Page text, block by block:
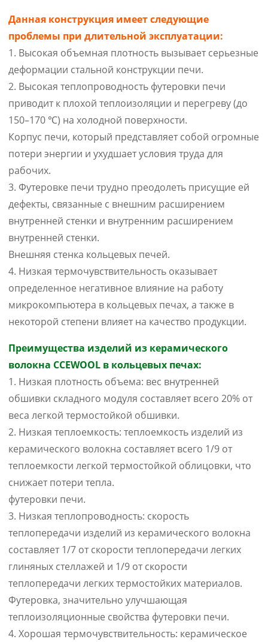
Данная конструкция имеет следующие
проблемы при длительной эксплуатации:
1. Высокая объемная плотность вызывает серьезные
деформации стальной конструкции печи.
2. Высокая теплопроводность футеровки печи
приводит к плохой теплоизоляции и перегреву (до
150–170 ℃) на холодной поверхности.
Корпус печи, который представляет собой огромные
потери энергии и ухудшает условия труда для
рабочих.
3. Футеровке печи трудно преодолеть присущие ей
дефекты, связанные с внешним расширением
внутренней стенки и внутренним расширением
внутренней стенки.
Внешняя стенка кольцевых печей.
4. Низкая термочувствительность оказывает
определенное негативное влияние на работу
микрокомпьютера в кольцевых печах, а также в
некоторой степени влияет на качество продукции.
Преимущества изделий из керамического
волокна CCEWOOL в кольцевых печах:
1. Низкая плотность объема: вес внутренней
обшивки складного модуля составляет всего 20% от
веса легкой термостойкой обшивки.
2. Низкая теплоемкость: теплоемкость изделий из
керамического волокна составляет всего 1/9 от
теплоемкости легкой термостойкой облицовки, что
снижает потери тепла.
футеровки печи.
3. Низкая теплопроводность: скорость
теплопередачи изделий из керамического волокна
составляет 1/7 от скорости теплопередачи легких
глиняных стеллажей и 1/9 от скорости
теплопередачи легких термостойких материалов.
Футеровка, значительно улучшающая
теплоизоляционные свойства футеровки печи.
4. Хорошая термочувствительность: керамическое